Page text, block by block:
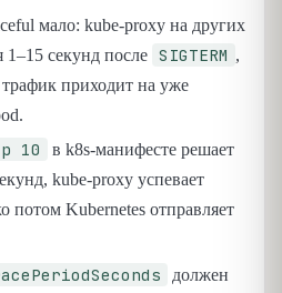
мало: kube-proxy на других
1–15 секунд после SIGTERM ,
приходит на уже
10
в k8s-манифесте решает
kube-proxy успевает
потом Kubernetes отправляет
должен